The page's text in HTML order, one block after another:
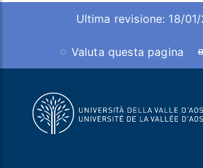
Ultima revisione: 18/01/
Valuta questa pagina